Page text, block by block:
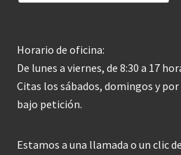
Horario de oficina:
De lunes a viernes, de 8:30 a 17
Citas los sábados, domingos y
bajo petición.
Estamos a una llamada o un clic